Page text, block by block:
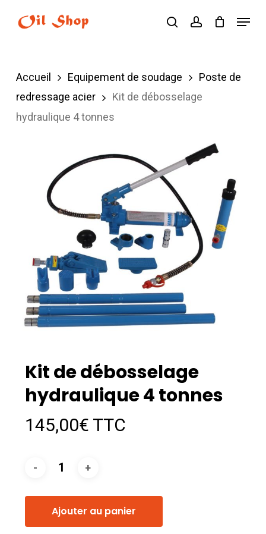
searchaccount
Menu
Accueil Equipement de soudage
Poste de
redressage acier
Kit de débosselage
hydraulique 4 tonnes
Kit de débosselage
hydraulique 4 tonnes
145,00€ TTC
Ajouter au panier